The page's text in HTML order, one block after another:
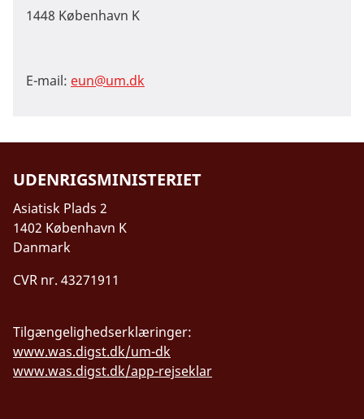
1448 København K
E-mail: eun@um.dk
UDENRIGSMINISTERIET
Asiatisk Plads 2
1402 København K
Danmark
CVR nr. 43271911
Tilgængelighedserklæringer:
www.was.digst.dk/um-dk
www.was.digst.dk/app-rejseklar